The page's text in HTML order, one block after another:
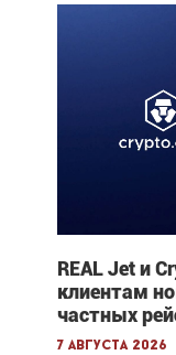
REAL Jet и
клиентам
частных
7 августа 2026